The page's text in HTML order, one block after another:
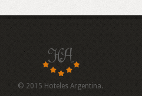
© 2015 Hoteles Argentina.